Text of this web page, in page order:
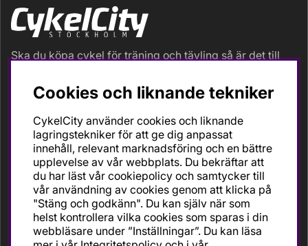
Ska du köpa cykel för träning och tävling så är det till
Vi är en mycket personlig cykelaffär med hög
servicegrad och alla vi som jobbar är inbitna cyklister
och dess produkter. Gör din bästa cykelaffär på
CykelCity!
Cookies och liknande tekniker
CykelCity använder cookies och liknande
lagringstekniker för att ge dig anpassat
innehåll, relevant marknadsföring och en bättre
upplevelse av vår webbplats. Du bekräftar att
du har läst vår cookiepolicy och samtycker till
vår användning av cookies genom att klicka på
"Stäng och godkänn". Du kan själv när som
helst kontrollera vilka cookies som sparas i din
webbläsare under ”Inställningar”. Du kan läsa